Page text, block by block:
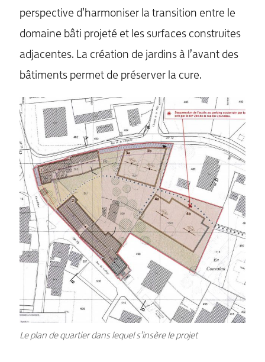
perspective d’harmoniser la transition entre le
domaine bâti projeté et les surfaces construites
adjacentes. La création de jardins à l’avant des
bâtiments permet de préserver la cure.
Le plan de quartier dans lequel s’insère le projet